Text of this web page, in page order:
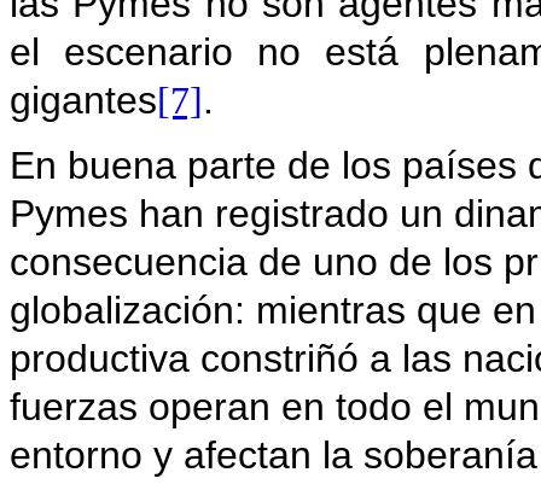
el escenario no está
gigantes[7].
En buena parte de los países
Pymes han registrado un
consecuencia de uno de los
globalización: mientras que
productiva constriñó a las
fuerzas operan en todo el
entorno y afectan la